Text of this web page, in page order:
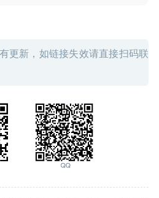
更新，如链接失效请直接扫码联